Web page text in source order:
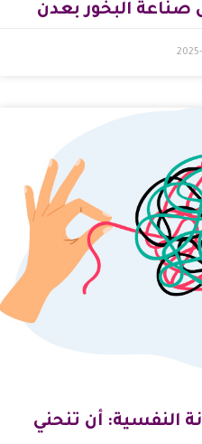
البخور بعدن
النفسية: أن تنحني